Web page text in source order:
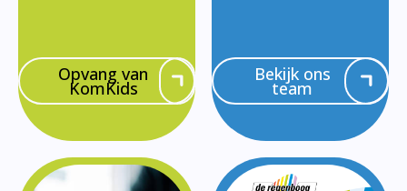
Opvang van
KomKids
Bekijk ons
team